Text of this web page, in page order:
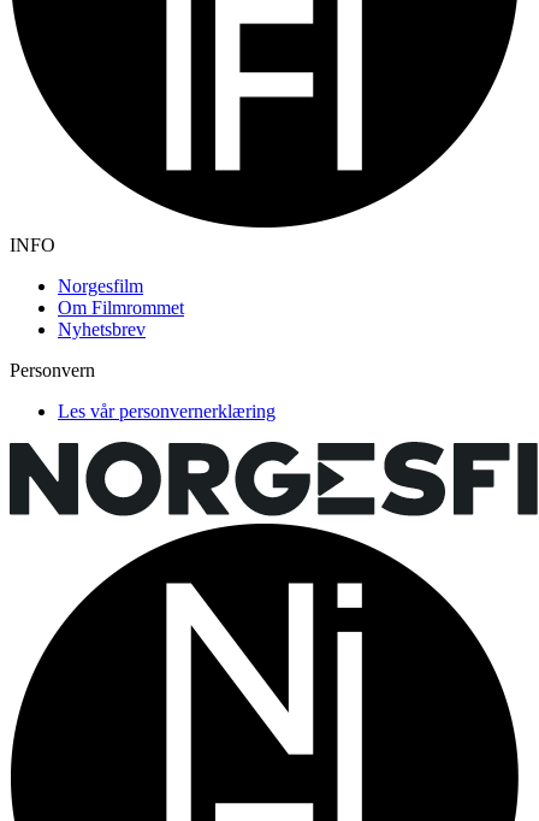
INFO
Norgesfilm
Om Filmrommet
Nyhetsbrev
Personvern
Les vår personvernerklæring